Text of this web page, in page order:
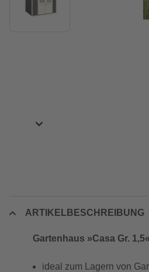
ARTIKELBESCHREIBUNG
Gartenhaus »Casa Gr.
ideal zum Lagern von